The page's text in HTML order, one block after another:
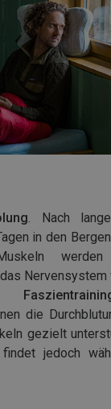
. Nach
in den
werden
die
gezielt
jedoch